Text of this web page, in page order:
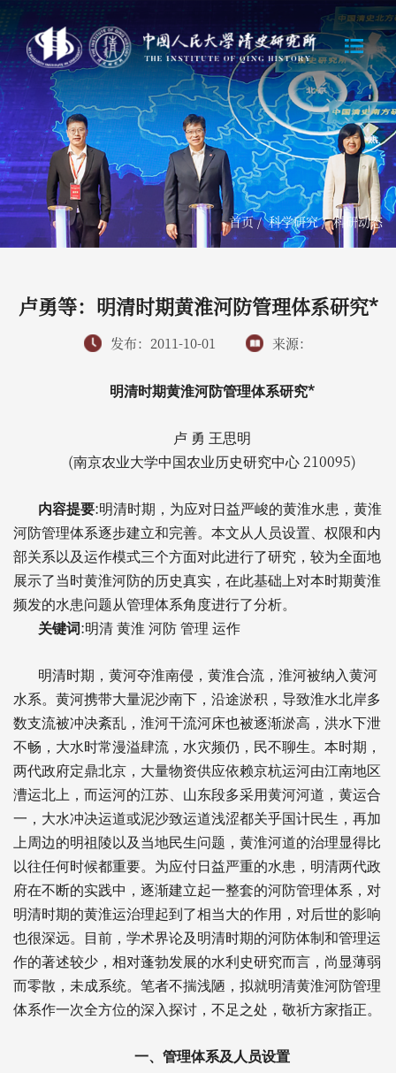
首页/科学研究/科研动态
卢勇等：明清时期黄淮河防管理体系研究*
发布：2011-10-01 来源：
明清时期黄淮河防管理体系研究*
卢 勇 王思明
(南京农业大学中国农业历史研究中心 210095)
内容提要:明清时期，为应对日益严峻的黄淮水患，黄淮
河防管理体系逐步建立和完善。本文从人员设置、权限和内
部关系以及运作模式三个方面对此进行了研究，较为全面地
展示了当时黄淮河防的历史真实，在此基础上对本时期黄淮
频发的水患问题从管理体系角度进行了分析。
关键词:明清 黄淮 河防 管理 运作
明清时期，黄河夺淮南侵，黄淮合流，淮河被纳入黄河
水系。黄河携带大量泥沙南下，沿途淤积，导致淮水北岸多
数支流被冲决紊乱，淮河干流河床也被逐渐淤高，洪水下泄
不畅，大水时常漫溢肆流，水灾频仍，民不聊生。本时期，
两代政府定鼎北京，大量物资供应依赖京杭运河由江南地区
漕运北上，而运河的江苏、山东段多采用黄河河道，黄运合
一，大水冲决运道或泥沙致运道浅涩都关乎国计民生，再加
上周边的明祖陵以及当地民生问题，黄淮河道的治理显得比
以往任何时候都重要。为应付日益严重的水患，明清两代政
府在不断的实践中，逐渐建立起一整套的河防管理体系，对
明清时期的黄淮运治理起到了相当大的作用，对后世的影响
也很深远。目前，学术界论及明清时期的河防体制和管理运
作的著述较少，相对蓬勃发展的水利史研究而言，尚显薄弱
而零散，未成系统。笔者不揣浅陋，拟就明清黄淮河防管理
体系作一次全方位的深入探讨，不足之处，敬祈方家指正。
一、管理体系及人员设置